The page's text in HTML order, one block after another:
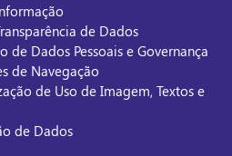
de Dados
de Dados Pessoais e Governança
de Navegação
de Uso de Imagem, Textos e
de Dados